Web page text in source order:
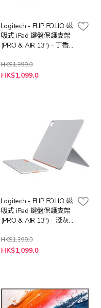
Logitech - FLIP FOLIO 磁
吸式 iPad 鍵盤保護支架
(PRO & AIR 13") - 丁香
HK$1,399.0
特
殊
HK$1,099.0
Logitech - FLIP FOLIO 磁
吸式 iPad 鍵盤保護支架
(PRO & AIR 13") - 淺灰
HK$1,399.0
特
殊
HK$1,099.0